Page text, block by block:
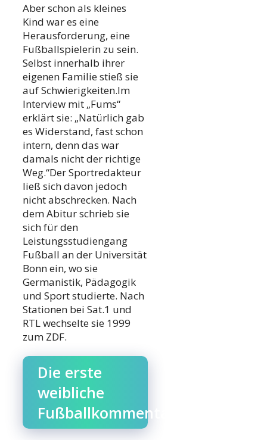
Aber schon als kleines
Kind war es eine
Herausforderung, eine
Fußballspielerin zu sein.
Selbst innerhalb ihrer
eigenen Familie stieß sie
auf Schwierigkeiten.Im
Interview mit „Fums“
erklärt sie: „Natürlich gab
es Widerstand, fast schon
intern, denn das war
damals nicht der richtige
Weg.“Der Sportredakteur
ließ sich davon jedoch
nicht abschrecken. Nach
dem Abitur schrieb sie
sich für den
Leistungsstudiengang
Fußball an der Universität
Bonn ein, wo sie
Germanistik, Pädagogik
und Sport studierte. Nach
Stationen bei Sat.1 und
RTL wechselte sie 1999
zum ZDF.
Die erste
weibliche
Fußballkommentatorin